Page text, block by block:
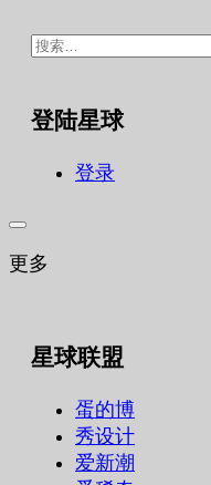
搜
登陆星球
登录
更多
星球联盟
蛋的博
秀设计
爱新潮